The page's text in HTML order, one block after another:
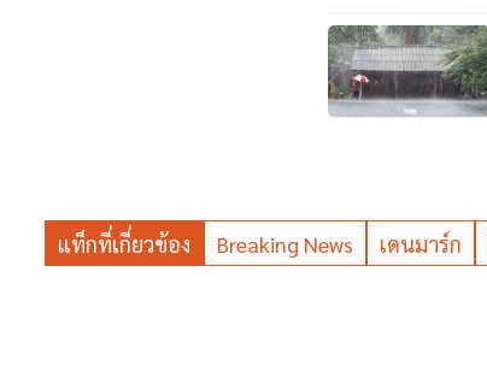
แท็กที่เกี่ยวข้อง Breaking News เดนมาร์ก